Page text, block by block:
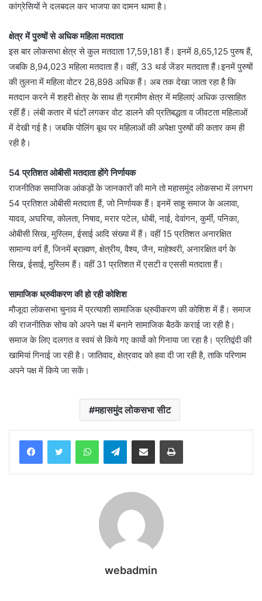
कांग्रेसियों ने दलबदल कर भाजपा का दामन थामा है।
क्षेत्र में पुरुषों से अधिक महिला मतदाता
इस बार लोकसभा क्षेत्र से कुल मतदाता 17,59,181 हैं। इनमें 8,65,125 पुरुष हैं,
जबकि 8,94,023 महिला मतदाता हैं। वहीं, 33 थर्ड जेंडर मतदाता हैं।इनमें पुरुषों
की तुलना में महिला वोटर 28,898 अधिक हैं। अब तक देखा जाता रहा है कि
मतदान करने में शहरी क्षेत्र के साथ ही ग्रामीण क्षेत्र में महिलाएं अधिक उत्साहित
रहीं हैं। लंबी कतार में घंटों लगकर वोट डालने की प्रतिबद्धता व जीवटता महिलाओं
में देखी गई है। जबकि पोलिंग बूथ पर महिलाओं की अपेक्षा पुरुषों की कतार कम ही
रही है।
54 प्रतिशत ओबीसी मतदाता होंगे निर्णायक
राजनीतिक समाजिक आंकड़ों के जानकारों की माने तो महासमुंद लोकसभा में लगभग
54 प्रतिशत ओबीसी मतदाता हैं, जो निर्णायक हैं। इनमें साहू समाज के अलावा,
यादव, अघरिया, कोलता, निषाद, मरार पटेल, धोबी, नाई, देवांगन, कुर्मी, पनिका,
ओबीसी सिख, मुस्लिम, ईसाई आदि संख्या में हैं। वहीं 15 प्रतिशत अनारक्षित
सामान्य वर्ग हैं, जिनमें ब्राह्मण, क्षेत्रीय, वैश्य, जैन, माहेश्वरी, अनारक्षित वर्ग के
सिख, ईसाई, मुस्लिम हैं। वहीं 31 प्रतिशत में एसटी व एससी मतदाता हैं।
सामाजिक ध्रुवीकरण की हो रही कोशिश
मौजूदा लोकसभा चुनाव में प्रत्याशी सामाजिक ध्रुवीकरण की कोशिश में हैं। समाज
की राजनीतिक सोच को अपने पक्ष में बनाने सामाजिक बैठकें कराई जा रही है।
समाज के लिए दलगत व स्वयं से किये गए कार्यो को गिनाया जा रहा है। प्रतिद्वंदी की
खामियां गिनाई जा रही है। जातिवाद, क्षेत्रवाद को हवा दी जा रही है, ताकि परिणाम
अपने पक्ष में किये जा सकें।
महासमुंद लोकसभा सीट
WhatsAppTelegramShare via Email Print
webadmin